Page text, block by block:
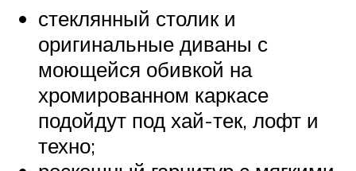
стеклянный столик и
оригинальные диваны с
моющейся обивкой на
хромированном каркасе
подойдут под хай-тек, лофт и
техно;